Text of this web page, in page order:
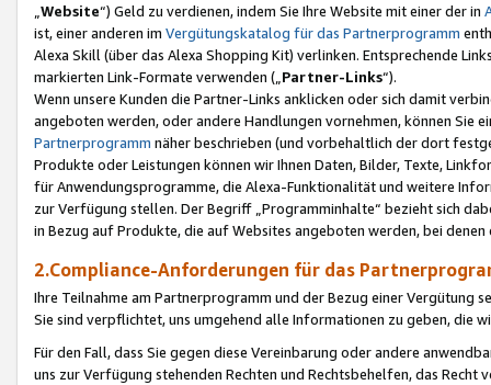
Website“) Geld zu verdienen, indem Sie Ihre Website mit einer der in
ist, einer anderen im Vergütungskatalog für das Partnerprogramm
Alexa Skill (über das Alexa Shopping Kit) verlinken. Entsprechende
markierten Link-Formate verwenden („ Partner-Links“).
Wenn unsere Kunden die Partner-Links anklicken oder sich damit
angeboten werden, oder andere Handlungen vornehmen, können Sie
Partnerprogramm näher beschrieben (und vorbehaltlich der dort
Produkte oder Leistungen können wir Ihnen Daten, Bilder, Texte,
für Anwendungsprogramme, die Alexa-Funktionalität und weitere
zur Verfügung stellen. Der Begriff „Programminhalte“ bezieht sich
in Bezug auf Produkte, die auf Websites angeboten werden, bei
2.Compliance-Anforderungen für das
Ihre Teilnahme am Partnerprogramm und der Bezug einer Vergütung
Sie sind verpflichtet, uns umgehend alle Informationen zu geben, die
Für den Fall, dass Sie gegen diese Vereinbarung oder andere
uns zur Verfügung stehenden Rechten und Rechtsbehelfen, das